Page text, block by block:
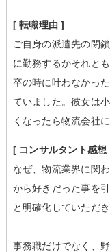
[ 転職理由 ]
ご自身の派遣先の閉
に勤務するかそれと
卒の時に叶わなかっ
ていました。彼女は
くなったら物流会社
[ コンサルタント感想
なぜ、物流業界に関
から好きだった事を
と明確化していただき
事務職だけでなく、